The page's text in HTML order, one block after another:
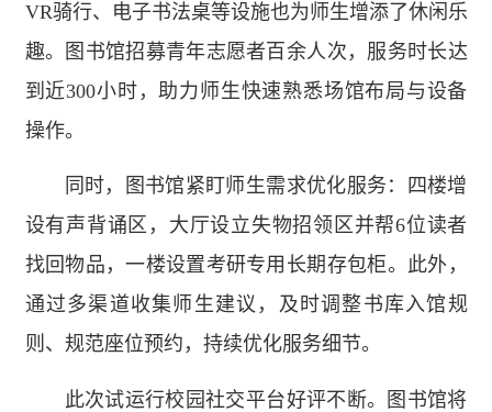
VR骑行、电子书法桌等设施也为师生增添了休闲乐
趣。图书馆招募青年志愿者百余人次，服务时长达
到近300小时，助力师生快速熟悉场馆布局与设备
操作。
同时，图书馆紧盯师生需求优化服务：四楼增
设有声背诵区，大厅设立失物招领区并帮6位读者
找回物品，一楼设置考研专用长期存包柜。此外，
通过多渠道收集师生建议，及时调整书库入馆规
则、规范座位预约，持续优化服务细节。
此次试运行校园社交平台好评不断。图书馆将